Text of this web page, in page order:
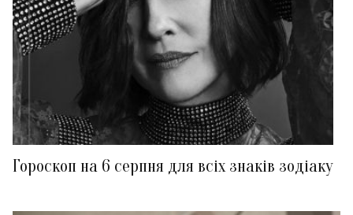
Гороскоп на 6 серпня для всіх знаків зодіаку